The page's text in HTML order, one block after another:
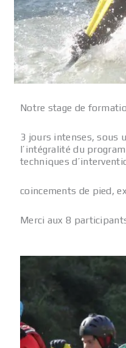
Notre stage de
3 jours intenses, sous
l’intégralité du
techniques
coincements de pied,
Merci aux 8